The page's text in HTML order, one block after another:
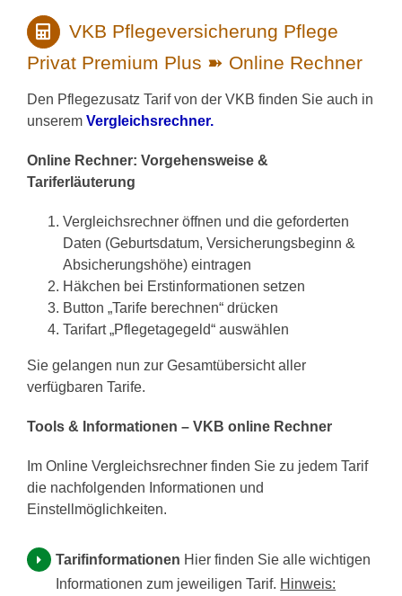
VKB Pflegeversicherung Pflege
Privat Premium Plus ➽ Online Rechner
Den Pflegezusatz Tarif von der VKB finden Sie auch in
unserem Vergleichsrechner.
Online Rechner: Vorgehensweise &
Tariferläuterung
Vergleichsrechner öffnen und die geforderten
Daten (Geburtsdatum, Versicherungsbeginn &
Absicherungshöhe) eintragen
Häkchen bei Erstinformationen setzen
Button „Tarife berechnen“ drücken
Tarifart „Pflegetagegeld“ auswählen
Sie gelangen nun zur Gesamtübersicht aller
verfügbaren Tarife.
Tools & Informationen – VKB online Rechner
Im Online Vergleichsrechner finden Sie zu jedem Tarif
die nachfolgenden Informationen und
Einstellmöglichkeiten.
Tarifinformationen Hier finden Sie alle wichtigen
Informationen zum jeweiligen Tarif. Hinweis: